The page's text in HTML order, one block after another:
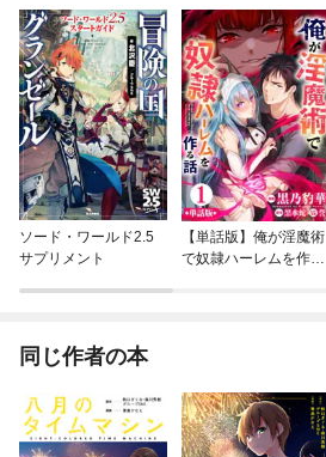
ソード・ワールド2.5
サプリメント
【単話版】俺が淫魔術
で奴隷ハーレムを作る
同じ作者の本